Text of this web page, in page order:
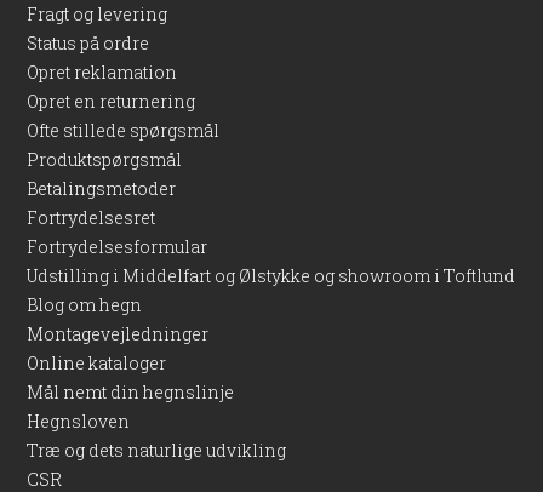
Fragt og levering
Status på ordre
Opret reklamation
Opret en returnering
Ofte stillede spørgsmål
Produktspørgsmål
Betalingsmetoder
Fortrydelsesret
Fortrydelsesformular
Udstilling i Middelfart og Ølstykke og showroom i Toftlund
Blog om hegn
Montagevejledninger
Online kataloger
Mål nemt din hegnslinje
Hegnsloven
Træ og dets naturlige udvikling
CSR